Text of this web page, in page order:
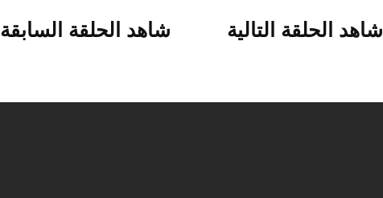
شاهد الحلقة التالية شاهد الحلقة السابقة